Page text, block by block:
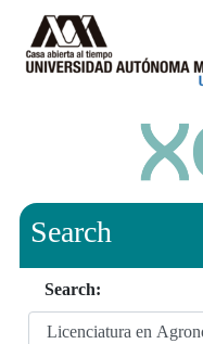
Search
Search: